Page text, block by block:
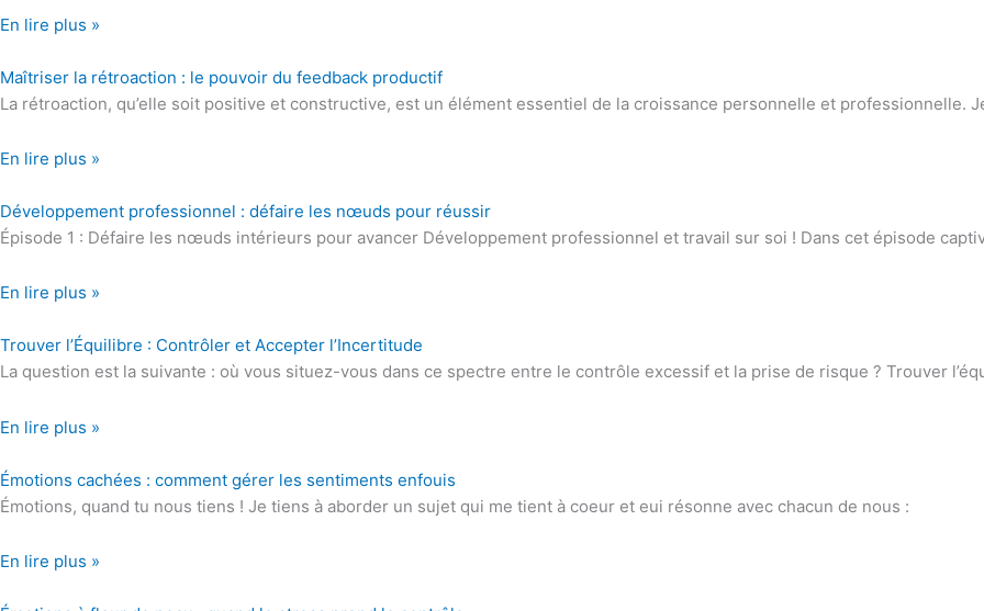
En lire plus »
Maîtriser la rétroaction : le pouvoir du feedback productif
La rétroaction, qu’elle soit positive et constructive, est un élément essentiel de la croissance personnelle et professionnelle.
En lire plus »
Développement professionnel : défaire les nœuds pour réussir
Épisode 1 : Défaire les nœuds intérieurs pour avancer Développement professionnel et travail sur soi ! Dans cet épisode
En lire plus »
Trouver l’Équilibre : Contrôler et Accepter l’Incertitude
La question est la suivante : où vous situez-vous dans ce spectre entre le contrôle excessif et la prise de risque ? Trouver
En lire plus »
Émotions cachées : comment gérer les sentiments enfouis
Émotions, quand tu nous tiens ! Je tiens à aborder un sujet qui me tient à coeur et eui résonne avec chacun de nous :
En lire plus »